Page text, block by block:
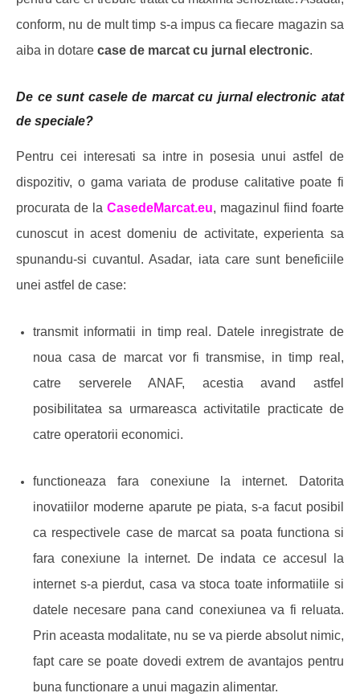
conform, nu de mult timp s-a impus ca fiecare magazin sa
aiba in dotare case de marcat cu jurnal electronic.
De ce sunt casele de marcat cu jurnal electronic atat
de speciale?
Pentru cei interesati sa intre in posesia unui astfel de
dispozitiv, o gama variata de produse calitative poate fi
procurata de la CasedeMarcat.eu, magazinul fiind foarte
cunoscut in acest domeniu de activitate, experienta sa
spunandu-si cuvantul. Asadar, iata care sunt beneficiile
unei astfel de case:
transmit informatii in timp real. Datele inregistrate de
noua casa de marcat vor fi transmise, in timp real,
catre serverele ANAF, acestia avand astfel
posibilitatea sa urmareasca activitatile practicate de
catre operatorii economici.
functioneaza fara conexiune la internet. Datorita
inovatiilor moderne aparute pe piata, s-a facut posibil
ca respectivele case de marcat sa poata functiona si
fara conexiune la internet. De indata ce accesul la
internet s-a pierdut, casa va stoca toate informatiile si
datele necesare pana cand conexiunea va fi reluata.
Prin aceasta modalitate, nu se va pierde absolut nimic,
fapt care se poate dovedi extrem de avantajos pentru
buna functionare a unui magazin alimentar.